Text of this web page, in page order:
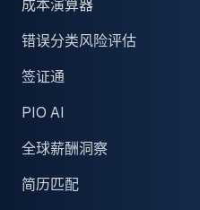
成本演算器
错误分类风险评估
签证通
PIO AI
全球薪酬洞察
简历匹配